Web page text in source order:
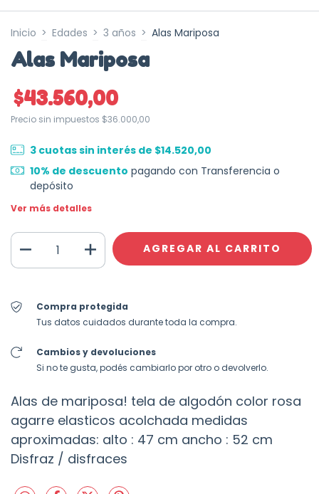
Inicio > Edades > 3 años > Alas Mariposa
Alas Mariposa
$43.560,00
Precio sin impuestos $36.000,00
3 cuotas sin interés de $14.520,00
10% de descuento pagando con Transferencia o
depósito
Ver más detalles
Compra protegida
Tus datos cuidados durante toda la compra.
Cambios y devoluciones
Si no te gusta, podés cambiarlo por otro o devolverlo.
Alas de mariposa! tela de algodón color rosa
agarre elasticos acolchada medidas
aproximadas: alto : 47 cm ancho : 52 cm
Disfraz / disfraces